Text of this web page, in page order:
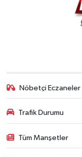
Nöbetçi Eczaneler
Trafik Durumu
Tüm Manşetler